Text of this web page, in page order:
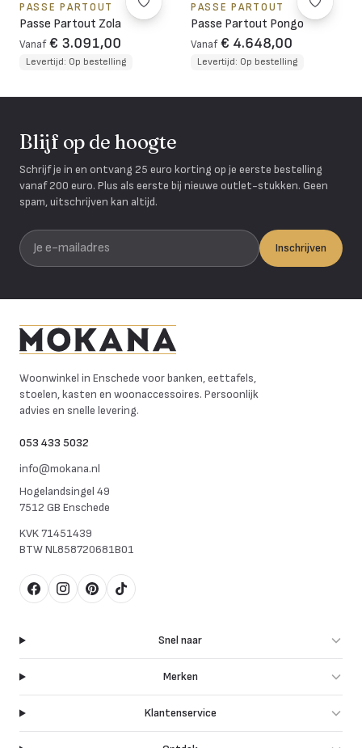
PASSE PARTOUT
Passe Partout Zola
Vanaf € 3.091,00
Levertijd: Op bestelling
PASSE PARTOUT
Passe Partout Pongo
Vanaf € 4.648,00
Levertijd: Op bestelling
Blijf op de hoogte
Schrijf je in en ontvang 25 euro korting op je eerste bestelling
vanaf 200 euro. Plus als eerste bij nieuwe outlet-stukken. Geen
spam, uitschrijven kan altijd.
Je e-mailadres
Inschrijven
Woonwinkel in Enschede voor banken, eettafels,
stoelen, kasten en woonaccessoires. Persoonlijk
advies en snelle levering.
053 433 5032
info@mokana.nl
Hogelandsingel 49
7512 GB Enschede
KVK71451439
BTWNL858720681B01
FacebookInstagram
Pinterest
TikTok
Snel naar
Merken
Klantenservice